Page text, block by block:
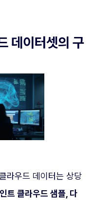
데이터셋의 구
라우드 데이터는 상당
트 클라우드 샘플, 다